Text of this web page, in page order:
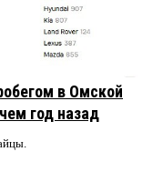
в Омской
год назад